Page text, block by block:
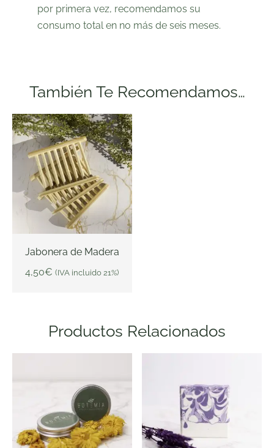
por primera vez, recomendamos su
consumo total en no más de seis meses.
También Te Recomendamos…
AÑADIR AL CARRITO
Jabonera de Madera
4,50€ (IVA incluido 21%)
Productos Relacionados